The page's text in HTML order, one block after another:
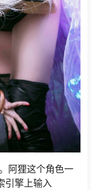
阿狸这个角色一
引擎上输入